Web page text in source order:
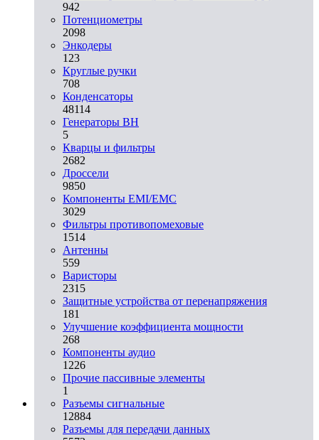
942
Потенциометры
2098
Энкодеры
123
Круглые ручки
708
Конденсаторы
48114
Генераторы ВН
5
Кварцы и фильтры
2682
Дроссели
9850
Компоненты EMI/EMC
3029
Фильтры противопомеховые
1514
Антенны
559
Варисторы
2315
Защитные устройства от перенапряжения
181
Улучшение коэффициента мощности
268
Компоненты аудио
1226
Прочие пассивные элементы
1
Разъeмы сигнальные
12884
Разъeмы для передачи данных